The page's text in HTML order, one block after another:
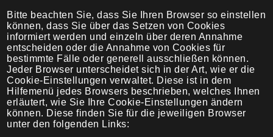
Bitte beachten Sie, dass Sie Ihren Browser so einstellen
können, dass Sie über das Setzen von Cookies
informiert werden und einzeln über deren Annahme
entscheiden oder die Annahme von Cookies für
bestimmte Fälle oder generell ausschließen können.
Jeder Browser unterscheidet sich in der Art, wie er die
Cookie-Einstellungen verwaltet. Diese ist in dem
Hilfemenü jedes Browsers beschrieben, welches Ihnen
erläutert, wie Sie Ihre Cookie-Einstellungen ändern
können. Diese finden Sie für die jeweiligen Browser
unter den folgenden Links: